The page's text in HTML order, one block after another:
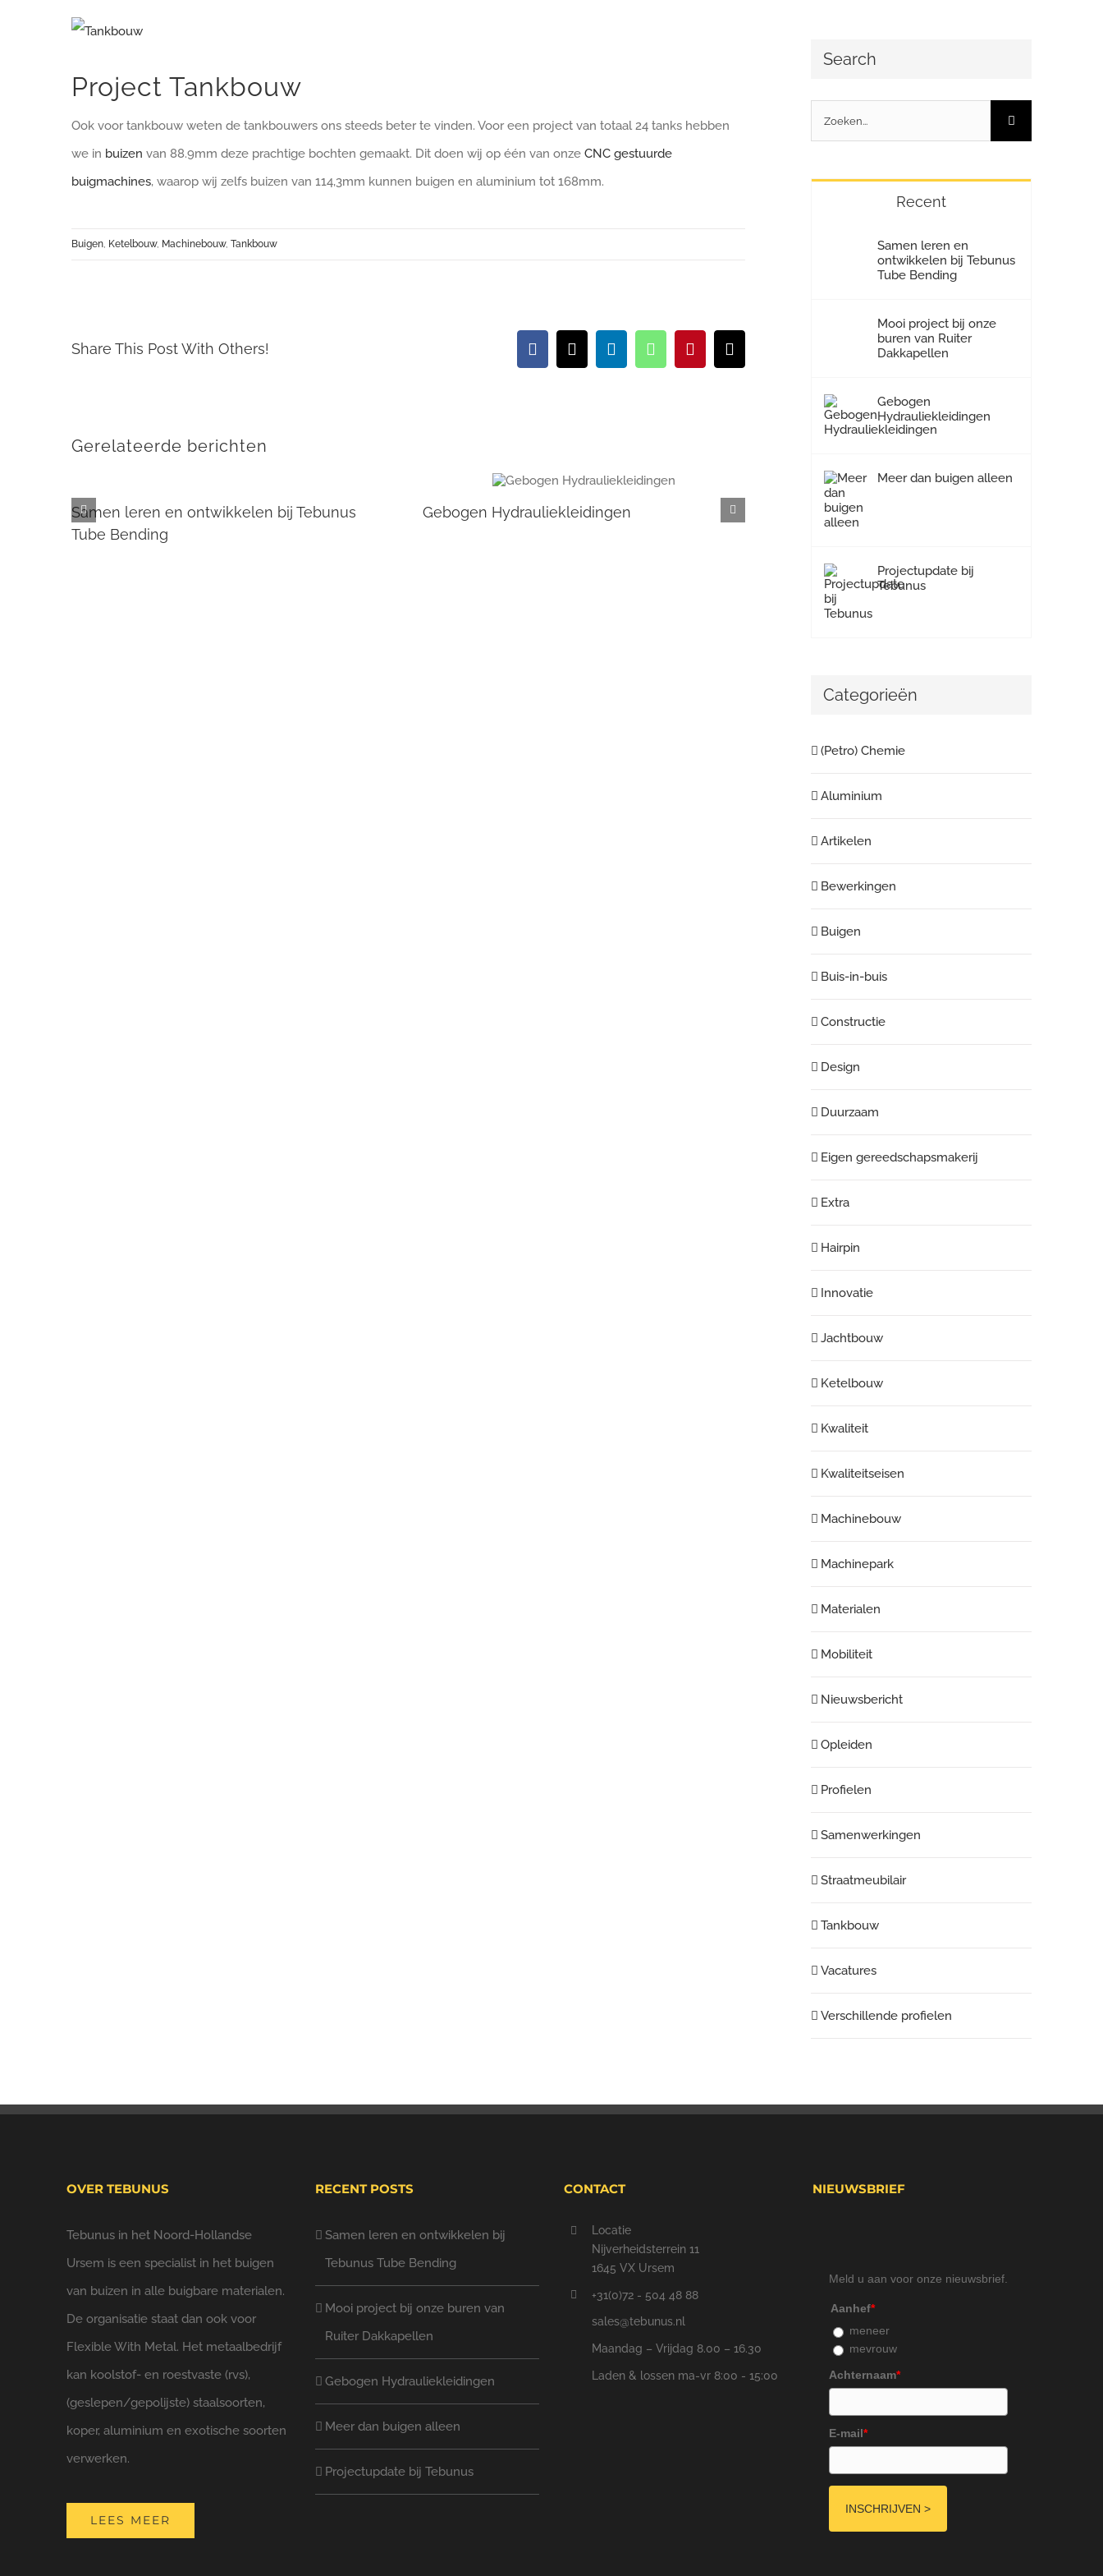
Bekijk
afbeelding
Project Tankbouw
Ook voor tankbouw weten de tankbouwers ons steeds beter te vinden. Voor een project van totaal 24 tanks hebben
we in buizen van 88.9mm deze prachtige bochten gemaakt. Dit doen wij op één van onze CNC gestuurde
buigmachines, waarop wij zelfs buizen van 114,3mm kunnen buigen en aluminium tot 168mm.
Buigen, Ketelbouw, Machinebouw, Tankbouw
Share This Post With Others! Facebook
X LinkedInWhatsAppPinterest
E-
mail
Gerelateerde berichten
Samen leren en ontwikkelen bij Tebunus
Tube Bending
Gebogen Hydrauliekleidingen Net even anders dan anders…
Search
Zoeken
naar:
Recent
Samen leren en
ontwikkelen bij Tebunus
Tube Bending
Mooi project bij onze
buren van Ruiter
Dakkapellen
Gebogen
Hydrauliekleidingen
Meer dan buigen alleen
Projectupdate bij
Tebunus
Categorieën
(Petro) Chemie
Aluminium
Artikelen
Bewerkingen
Buigen
Buis-in-buis
Constructie
Design
Duurzaam
Eigen gereedschapsmakerij
Extra
Hairpin
Innovatie
Jachtbouw
Ketelbouw
Kwaliteit
Kwaliteitseisen
Machinebouw
Machinepark
Materialen
Mobiliteit
Nieuwsbericht
Opleiden
Profielen
Samenwerkingen
Straatmeubilair
Tankbouw
Vacatures
Verschillende profielen
OVER TEBUNUS
Tebunus in het Noord-Hollandse
Ursem is een specialist in het buigen
van buizen in alle buigbare materialen.
De organisatie staat dan ook voor
Flexible With Metal. Het metaalbedrijf
kan koolstof- en roestvaste (rvs),
(geslepen/gepolijste) staalsoorten,
koper, aluminium en exotische soorten
verwerken.
LEES MEER
RECENT POSTS
Samen leren en ontwikkelen bij
Tebunus Tube Bending
Mooi project bij onze buren van
Ruiter Dakkapellen
Gebogen Hydrauliekleidingen
Meer dan buigen alleen
Projectupdate bij Tebunus
CONTACT
Locatie
Nijverheidsterrein 11
1645 VX Ursem
+31(0)72 - 504 48 88
sales@tebunus.nl
Maandag – Vrijdag 8.00 – 16.30
Laden & lossen ma-vr 8:00 - 15:00
NIEUWSBRIEF
Meld u aan voor onze nieuwsbrief.
Aanhef*
meneer
mevrouw
Achternaam*
E-mail*
INSCHRIJVEN >